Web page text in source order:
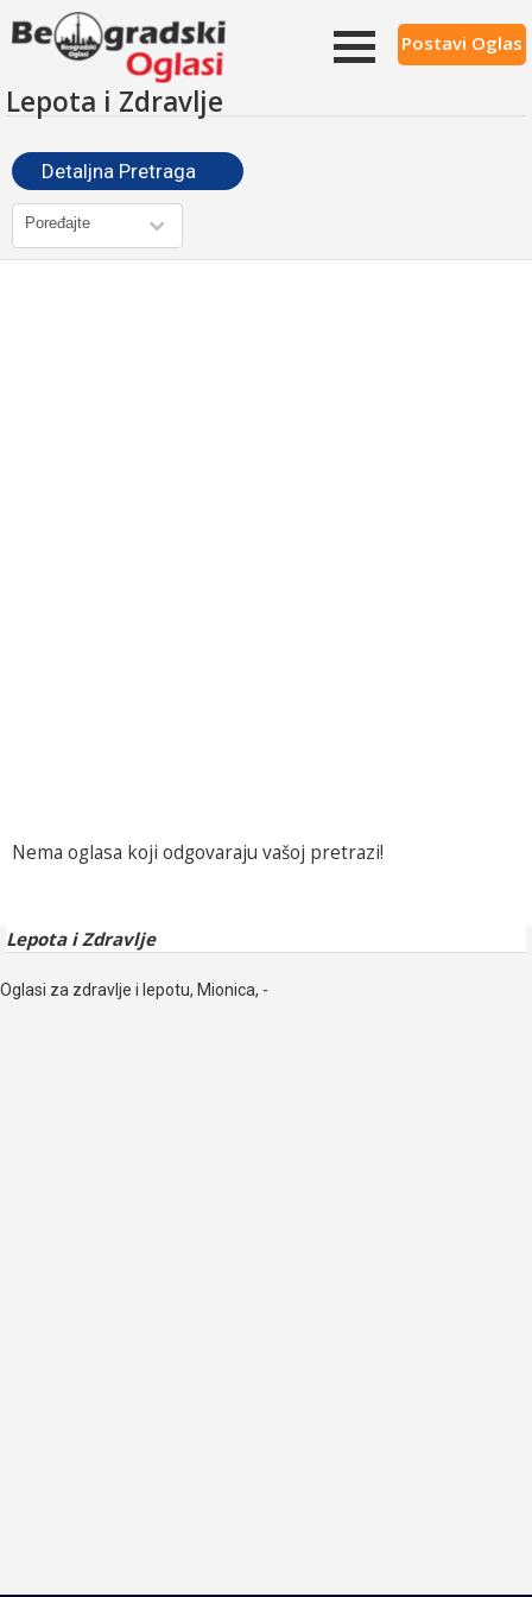
Postavi Oglas
Lepota i Zdravlje
Detaljna Pretraga
Nema oglasa koji odgovaraju vašoj pretrazi!
Lepota i Zdravlje
Oglasi za zdravlje i lepotu, Mionica, -